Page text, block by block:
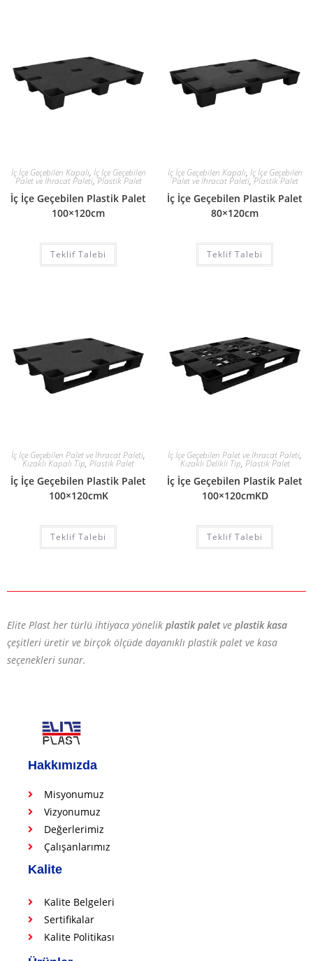
İç İçe Geçebilen Kapalı, İç İçe Geçebilen
Palet ve İhracat Paleti,Plastik Palet
İç İçe Geçebilen Plastik Palet
100×120cm
Teklif Talebi
İç İçe Geçebilen Kapalı, İç İçe Geçebilen
Palet ve İhracat Paleti,Plastik Palet
İç İçe Geçebilen Plastik Palet
80×120cm
Teklif Talebi
İç İçe Geçebilen Palet ve İhracat Paleti,
Kızaklı Kapalı Tip, Plastik Palet
İç İçe Geçebilen Plastik Palet
100×120cmK
Teklif Talebi
İç İçe Geçebilen Palet ve İhracat Paleti,
Kızaklı Delikli Tip, Plastik Palet
İç İçe Geçebilen Plastik Palet
100×120cmKD
Teklif Talebi
Elite Plast her türlü ihtiyaca yönelik plastik paletve plastik kasa
çeşitleri üretir ve birçok ölçüde dayanıklı plastik palet ve kasa
seçenekleri sunar.
Hakkımızda
Misyonumuz
Vizyonumuz
Değerlerimiz
Çalışanlarımız
Kalite
Kalite Belgeleri
Sertifikalar
Kalite Politikası